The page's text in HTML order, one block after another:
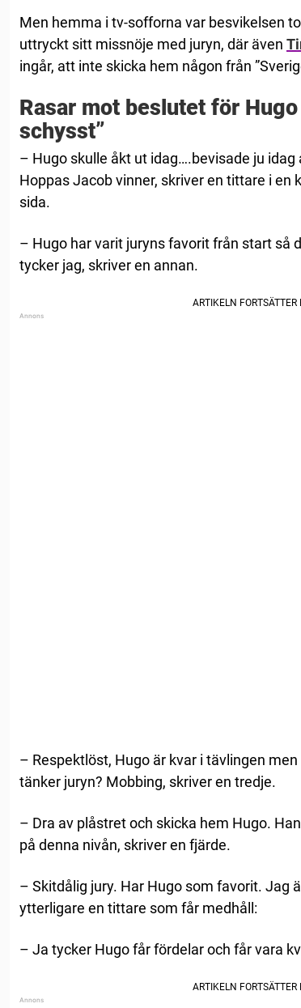
Men hemma i tv-sofforna var besvikelsen
uttryckt sitt missnöje med juryn, där även
ingår, att inte skicka hem någon från
Rasar mot beslutet för
schysst”
– Hugo skulle åkt ut idag….bevisade ju
Hoppas Jacob vinner, skriver en tittare i
sida.
– Hugo har varit juryns favorit från start så
tycker jag, skriver en annan.
– Respektlöst, Hugo är kvar i tävlingen
tänker juryn? Mobbing, skriver en tredje.
– Dra av plåstret och skicka hem Hugo.
på denna nivån, skriver en fjärde.
– Skitdålig jury. Har Hugo som favorit. Jag
ytterligare en tittare som får medhåll:
– Ja tycker Hugo får fördelar och får vara